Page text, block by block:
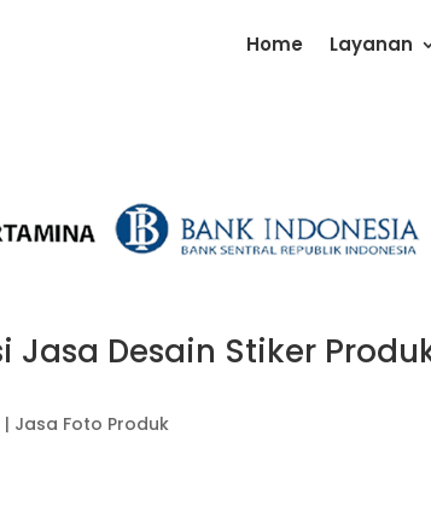
Home Layanan
Jasa Desain Stiker
| Jasa Foto Produk